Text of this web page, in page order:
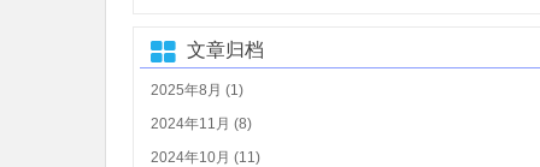
文章归档
2025年8月 (1)
2024年11月 (8)
2024年10月 (11)